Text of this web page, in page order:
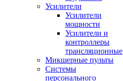
Усилители
Усилители
мощности
Усилители и
контроллеры
трансляционные
Микшерные пульты
Системы
персонального